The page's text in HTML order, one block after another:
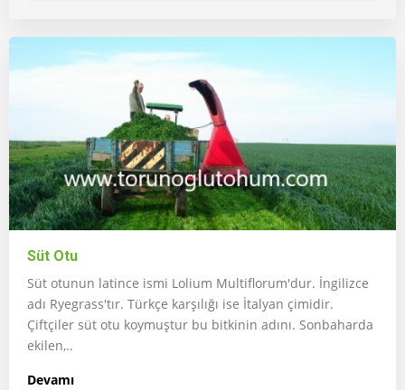
Süt Otu
Süt otunun latince ismi Lolium Multiflorum'dur. İngilizce
adı Ryegrass'tır. Türkçe karşılığı ise İtalyan çimidir.
Çiftçiler süt otu koymuştur bu bitkinin adını. Sonbaharda
ekilen,..
Devamı